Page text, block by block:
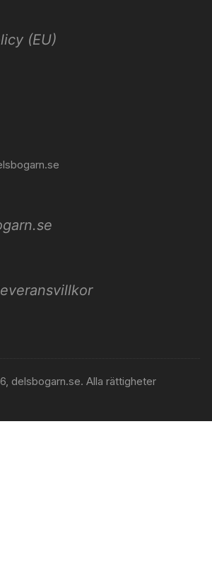
(EU)
delsbogarn.se. Alla rättigheter